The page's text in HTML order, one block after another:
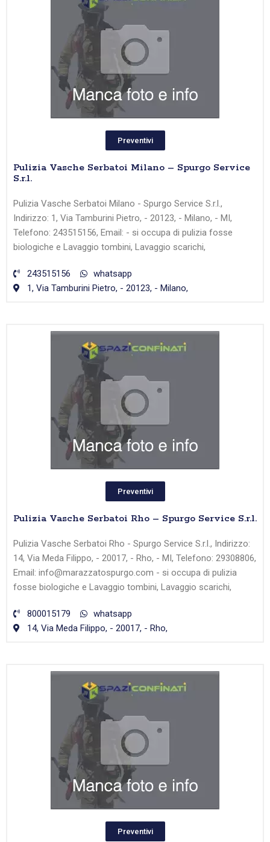
Preventivi
Pulizia Vasche Serbatoi Milano – Spurgo Service
S.r.l.
Pulizia Vasche Serbatoi Milano - Spurgo Service S.r.l.,
Indirizzo: 1, Via Tamburini Pietro, - 20123, - Milano, - MI,
Telefono: 243515156, Email: - si occupa di pulizia fosse
biologiche e Lavaggio tombini, Lavaggio scarichi,
243515156
whatsapp
1, Via Tamburini Pietro, - 20123, - Milano,
Preventivi
Pulizia Vasche Serbatoi Rho – Spurgo Service S.r.l.
Pulizia Vasche Serbatoi Rho - Spurgo Service S.r.l., Indirizzo:
14, Via Meda Filippo, - 20017, - Rho, - MI, Telefono: 29308806,
Email: info@marazzatospurgo.com - si occupa di pulizia
fosse biologiche e Lavaggio tombini, Lavaggio scarichi,
800015179
whatsapp
14, Via Meda Filippo, - 20017, - Rho,
Preventivi